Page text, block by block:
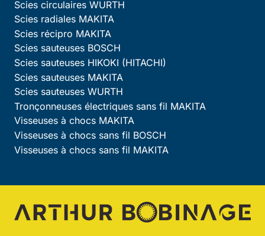
Scies circulaires WURTH
Scies radiales MAKITA
Scies récipro MAKITA
Scies sauteuses BOSCH
Scies sauteuses HIKOKI (HITACHI)
Scies sauteuses MAKITA
Scies sauteuses WURTH
Tronçonneuses électriques sans fil MAKITA
Visseuses à chocs MAKITA
Visseuses à chocs sans fil BOSCH
Visseuses à chocs sans fil MAKITA